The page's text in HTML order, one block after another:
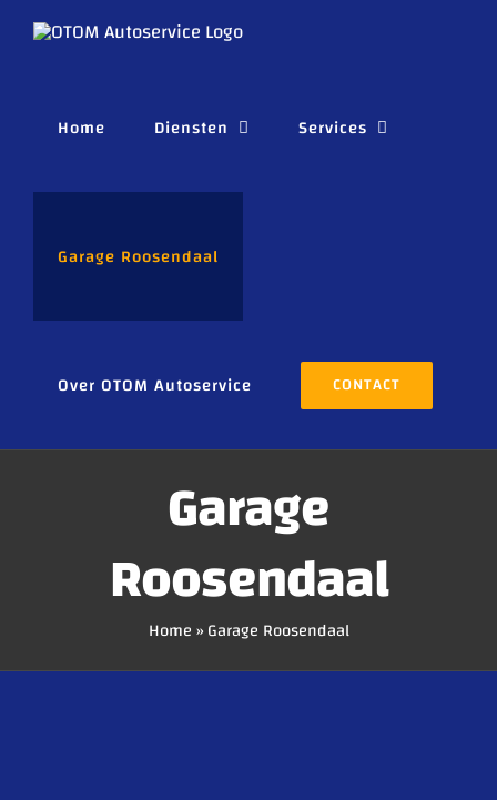
naar
Home Diensten Services
Garage Roosendaal
Over OTOM Autoservice CONTACT
Garage
Roosendaal
Home»Garage Roosendaal